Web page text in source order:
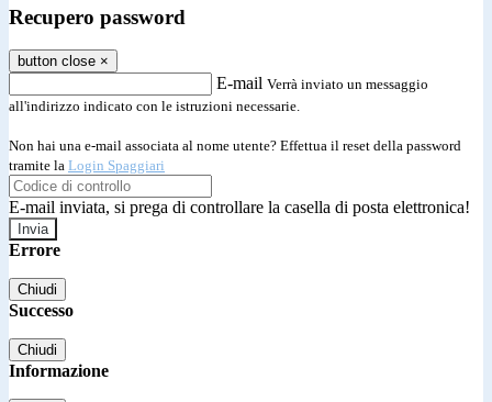
Recupero password
button close ×
E-mail Verrà inviato un messaggio
all'indirizzo indicato con le istruzioni necessarie.
Non hai una e-mail associata al nome utente? Effettua il reset della password
tramite la Login Spaggiari
E-mail inviata, si prega di controllare la casella di posta elettronica!
Errore
Chiudi
Successo
Chiudi
Informazione